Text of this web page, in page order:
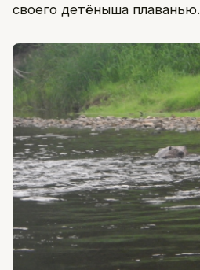
своего детёныша плаванью.